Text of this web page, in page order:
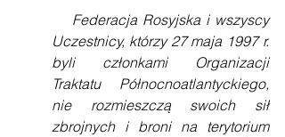
Federacja Rosyjska i wszyscy
Uczestnicy, którzy 27 maja 1997 r.
byli członkami Organizacji
Traktatu Północnoatlantyckiego,
nie rozmieszczą swoich sił
zbrojnych i broni na terytorium